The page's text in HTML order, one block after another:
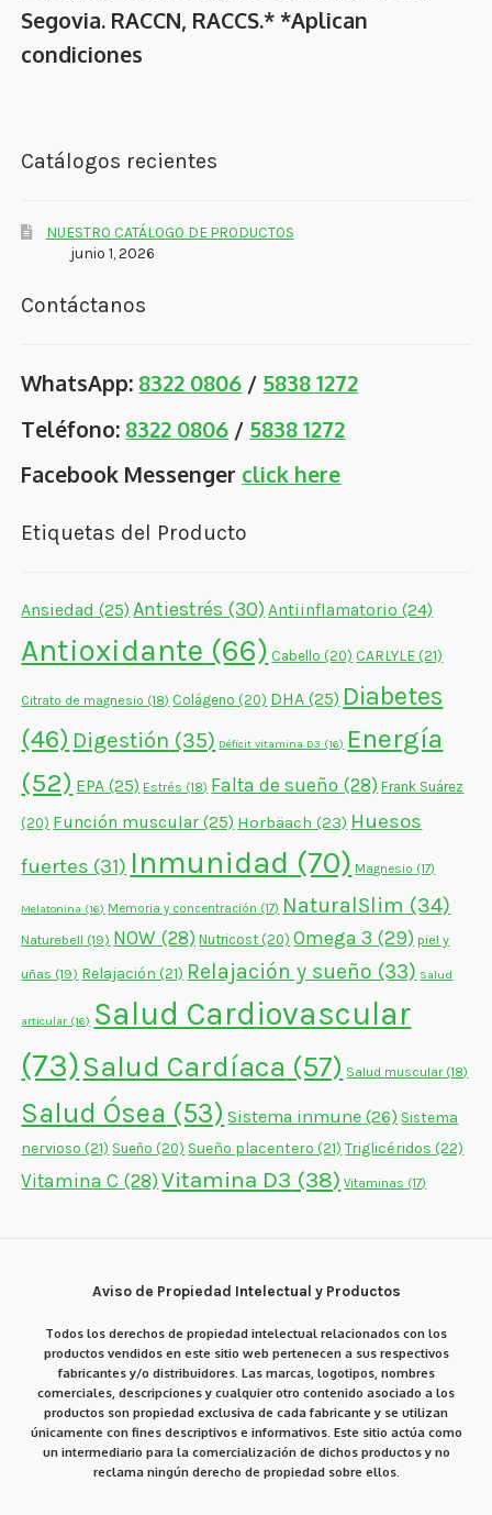
Segovia. RACCN, RACCS.* *Aplican
condiciones
Catálogos recientes
NUESTRO CATÁLOGO DE PRODUCTOS
junio 1, 2026
Contáctanos
WhatsApp: 8322 0806 / 5838 1272
Teléfono: 8322 0806 / 5838 1272
Facebook Messenger click here
Etiquetas del Producto
Ansiedad (25) Antiestrés (30)Antiinflamatorio (24)
Antioxidante (66) Cabello (20) CARLYLE(21)
Citrato de magnesio (18) Colágeno (20) DHA (25) Diabetes
(46) Digestión (35) Déficit vitamina D3 (16) Energía
(52) EPA (25) Estrés (18) Falta de sueño (28) Frank Suárez
(20) Función muscular (25) Horbäach (23) Huesos
fuertes (31) Inmunidad (70) Magnesio (17)
Melatonina (16) Memoria y concentración (17) NaturalSlim (34)
Naturebell (19) NOW (28) Nutricost (20) Omega 3 (29) piel y
uñas (19) Relajación (21) Relajación y sueño (33) Salud
articular (16) Salud Cardiovascular
(73)Salud Cardíaca (57) Salud muscular(18)
Salud Ósea (53) Sistema inmune (26) Sistema
nervioso (21) Sueño (20) Sueño placentero (21) Triglicéridos (22)
Vitamina C (28) Vitamina D3 (38) Vitaminas (17)
Aviso de Propiedad Intelectual y Productos
Todos los derechos de propiedad intelectual relacionados con los
productos vendidos en este sitio web pertenecen a sus respectivos
fabricantes y/o distribuidores. Las marcas, logotipos, nombres
comerciales, descripciones y cualquier otro contenido asociado a los
productos son propiedad exclusiva de cada fabricante y se utilizan
únicamente con fines descriptivos e informativos. Este sitio actúa como
un intermediario para la comercialización de dichos productos y no
reclama ningún derecho de propiedad sobre ellos.